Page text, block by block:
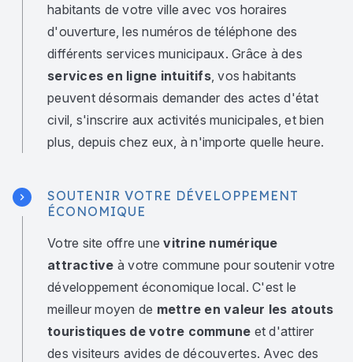
habitants de votre ville avec vos horaires
d'ouverture, les numéros de téléphone des
différents services municipaux. Grâce à des
services en ligne intuitifs, vos habitants
peuvent désormais demander des actes d'état
civil, s'inscrire aux activités municipales, et bien
plus, depuis chez eux, à n'importe quelle heure.
SOUTENIR VOTRE DÉVELOPPEMENT
ÉCONOMIQUE
Votre site offre unevitrine numérique
attractive à votre commune pour soutenir votre
développement économique local. C'est le
meilleur moyen de mettre en valeur les atouts
touristiques de votre commune et d'attirer
des visiteurs avides de découvertes. Avec des